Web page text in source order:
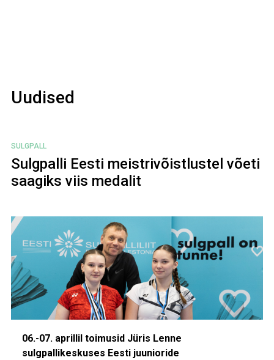
Uudised
SULGPALL
Sulgpalli Eesti meistrivõistlustel võeti
saagiks viis medalit
06.-07. aprillil toimusid Jüris Lenne
sulgpallikeskuses Eesti juunioride